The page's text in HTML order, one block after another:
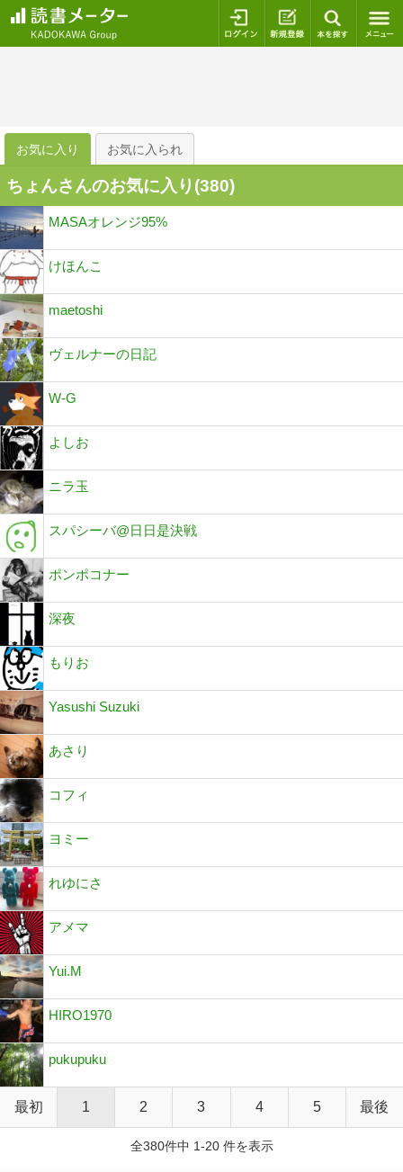
ログイン 新規登録
お気に入り お気に入られ
ちょんさんのお気に入り(380)
MASAオレンジ95%
けほんこ
maetoshi
ヴェルナーの日記
W-G
よしお
ニラ玉
スパシーバ@日日是決戦
ポンポコナー
深夜
もりお
Yasushi Suzuki
あさり
コフィ
ヨミー
れゆにさ
アメマ
Yui.M
HIRO1970
pukupuku
最初 1 2 3 4 5 最後
全380件中 1-20 件を表示